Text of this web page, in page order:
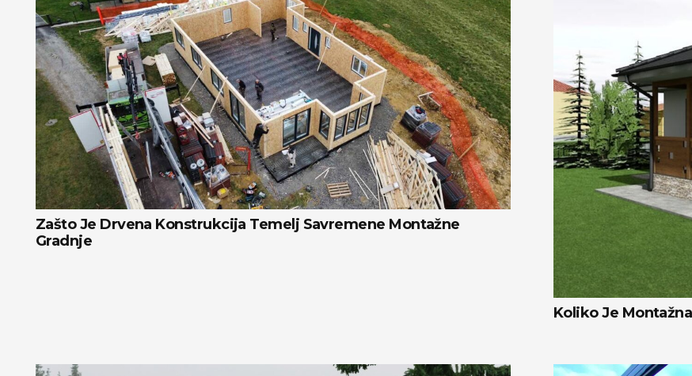
Zašto Je Drvena Konstrukcija Temelj Savremene Montažne
Gradnje
Koliko Je